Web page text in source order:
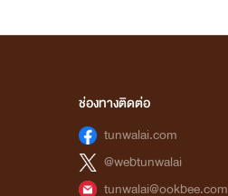
ช่องทางติดต่อ
tunwalai.com
@webtunwalai
tunwalai@ookbee.com